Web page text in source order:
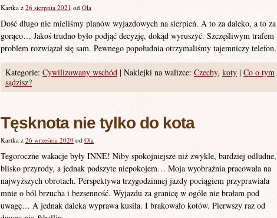
Kartka z 26 sierpnia 2021 od Ola
Dość długo nie mieliśmy planów wyjazdowych na sierpień. A to za daleko, a to za
gorąco… Jakoś trudno było podjąć decyzję, dokąd wyruszyć. Szczęśliwym trafem
problem rozwiązał się sam. Pewnego popołudnia otrzymaliśmy tajemniczy
Kategorie: Cywilizowany wschód | Naklejki na walizce: Czechy, koty | Co o tym
sądzisz?
Tęsknota nie tylko do kota
Kartka z 26 września 2020 od Ola
Tegoroczne wakacje były INNE! Niby spokojniejsze niż zwykle, bardziej odludne,
blisko przyrody, a jednak podszyte niepokojem… Moja wyobraźnia pracowała na
najwyższych obrotach. Perspektywa trzygodzinnej jazdy pociągiem przyprawiała
mnie o ból brzucha i bezsenność. Wyjazdu za granicę w ogóle nie brałam pod
uwagę… A jednak daleka wyprawa kusiła. I brakowało kotów. Pierwszy raz od